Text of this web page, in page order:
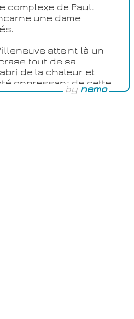
by nemo
complexe de Paul.
une dame
atteint là un
tout de sa
de la chaleur et
oppressant de cette